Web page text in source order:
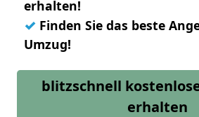
erhalten!
✓ Finden Sie das beste
Umzug!
blitzschnell
erhalten